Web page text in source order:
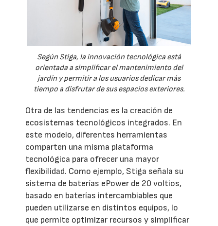
Según Stiga, la innovación tecnológica está
orientada a simplificar el mantenimiento del
jardín y permitir a los usuarios dedicar más
tiempo a disfrutar de sus espacios exteriores.
Otra de las tendencias es la creación de
ecosistemas tecnológicos integrados. En
este modelo, diferentes herramientas
comparten una misma plataforma
tecnológica para ofrecer una mayor
flexibilidad. Como ejemplo, Stiga señala su
sistema de baterías ePower de 20 voltios,
basado en baterías intercambiables que
pueden utilizarse en distintos equipos, lo
que permite optimizar recursos y simplificar